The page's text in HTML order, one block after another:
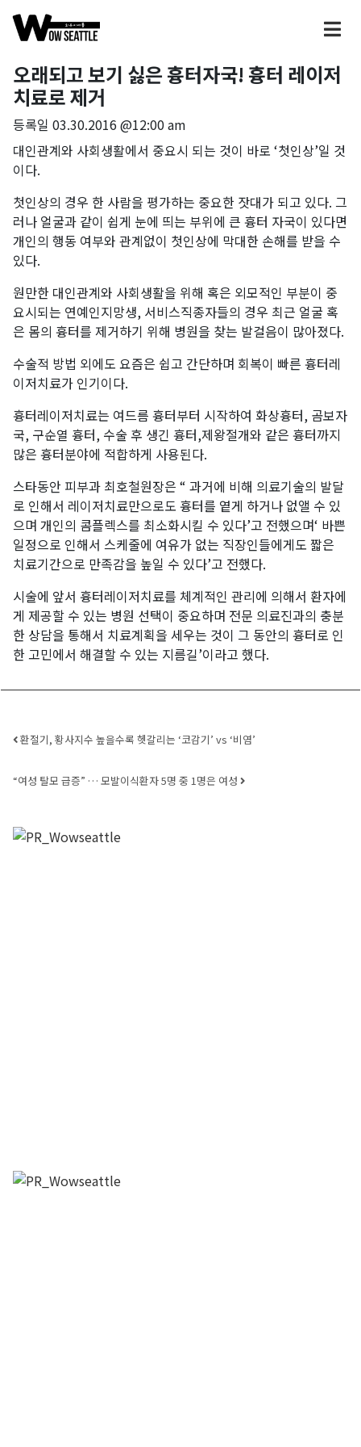
오래되고 보기 싫은 흉터자국! 흉터 레이저
치료로 제거
등록일 03.30.2016 @12:00 am
대인관계와 사회생활에서 중요시 되는 것이 바로 ‘첫인상’일 것
이다.
첫인상의 경우 한 사람을 평가하는 중요한 잣대가 되고 있다. 그
러나 얼굴과 같이 쉽게 눈에 띄는 부위에 큰 흉터 자국이 있다면
개인의 행동 여부와 관계없이 첫인상에 막대한 손해를 받을 수
있다.
원만한 대인관계와 사회생활을 위해 혹은 외모적인 부분이 중
요시되는 연예인지망생, 서비스직종자들의 경우 최근 얼굴 혹
은 몸의 흉터를 제거하기 위해 병원을 찾는 발걸음이 많아졌다.
수술적 방법 외에도 요즘은 쉽고 간단하며 회복이 빠른 흉터레
이저치료가 인기이다.
흉터레이저치료는 여드름 흉터부터 시작하여 화상흉터, 곰보자
국, 구순열 흉터, 수술 후 생긴 흉터,제왕절개와 같은 흉터까지
많은 흉터분야에 적합하게 사용된다.
스타동안 피부과 최호철원장은 “ 과거에 비해 의료기술의 발달
로 인해서 레이저치료만으로도 흉터를 옅게 하거나 없앨 수 있
으며 개인의 콤플렉스를 최소화시킬 수 있다’고 전했으며‘ 바쁜
일정으로 인해서 스케줄에 여유가 없는 직장인들에게도 짧은
치료기간으로 만족감을 높일 수 있다’고 전했다.
시술에 앞서 흉터레이저치료를 체계적인 관리에 의해서 환자에
게 제공할 수 있는 병원 선택이 중요하며 전문 의료진과의 충분
한 상담을 통해서 치료계획을 세우는 것이 그 동안의 흉터로 인
한 고민에서 해결할 수 있는 지름길’이라고 했다.
Post navigation
환절기, 황사지수 높을수록 헷갈리는 ‘코감기’ vs ‘비염’
“여성 탈모 급증” … 모발이식환자 5명 중 1명은 여성